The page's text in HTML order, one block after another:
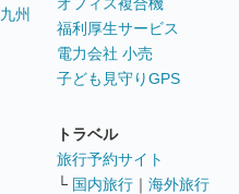
九州
福利厚生サービス
電力会社 小売
子ども見守りGPS
トラベル
旅行予約サイト
└ 国内旅行 ｜ 海外旅行